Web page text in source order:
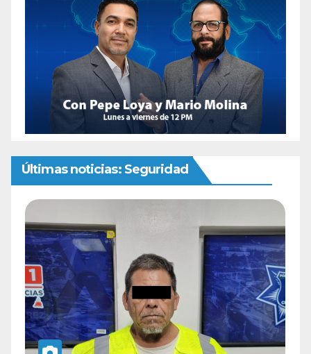
Últimas noticias: Seguridad